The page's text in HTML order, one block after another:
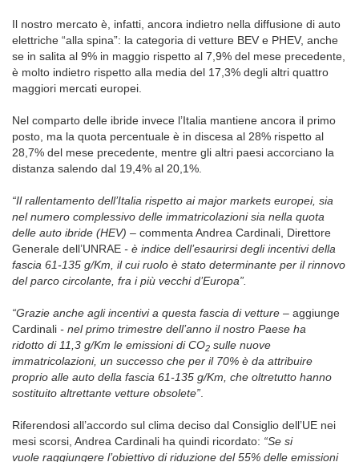
Il nostro mercato è, infatti, ancora indietro nella diffusione di auto
elettriche “alla spina”: la categoria di vetture BEV e PHEV, anche
se in salita al 9% in maggio rispetto al 7,9% del mese precedente,
è molto indietro rispetto alla media del 17,3% degli altri quattro
maggiori mercati europei.
Nel comparto delle ibride invece l’Italia mantiene ancora il primo
posto, ma la quota percentuale è in discesa al 28% rispetto al
28,7% del mese precedente, mentre gli altri paesi accorciano la
distanza salendo dal 19,4% al 20,1%.
“Il rallentamento dell’Italia rispetto ai major markets europei, sia
nel numero complessivo delle immatricolazioni sia nella quota
delle auto ibride (HEV) – commenta Andrea Cardinali, Direttore
Generale dell’UNRAE - è indice dell’esaurirsi degli incentivi della
fascia 61-135 g/Km, il cui ruolo è stato determinante per il rinnovo
del parco circolante, fra i più vecchi d’Europa”.
“Grazie anche agli incentivi a questa fascia di vetture – aggiunge
Cardinali - nel primo trimestre dell’anno il nostro Paese ha
ridotto di 11,3 g/Km le emissioni di CO2 sulle nuove
immatricolazioni, un successo che per il 70% è da attribuire
proprio alle auto della fascia 61-135 g/Km, che oltretutto hanno
sostituito altrettante vetture obsolete”
Riferendosi all’accordo sul clima deciso dal Consiglio dell’UE nei
mesi scorsi, Andrea Cardinali ha quindi ricordato: “Se si
vuole raggiungere l’obiettivo di riduzione del 55% delle emissioni